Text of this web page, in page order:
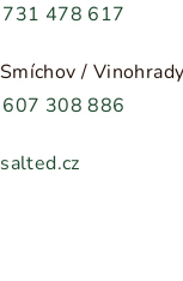
478 617
/ Vinohrady
308 886